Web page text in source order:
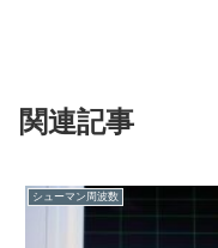
関連記事
シューマン周波数